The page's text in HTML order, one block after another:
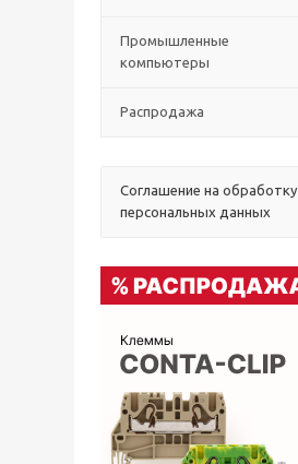
Промышленные
компьютеры
Распродажа
Соглашение на обработку
персональных данных